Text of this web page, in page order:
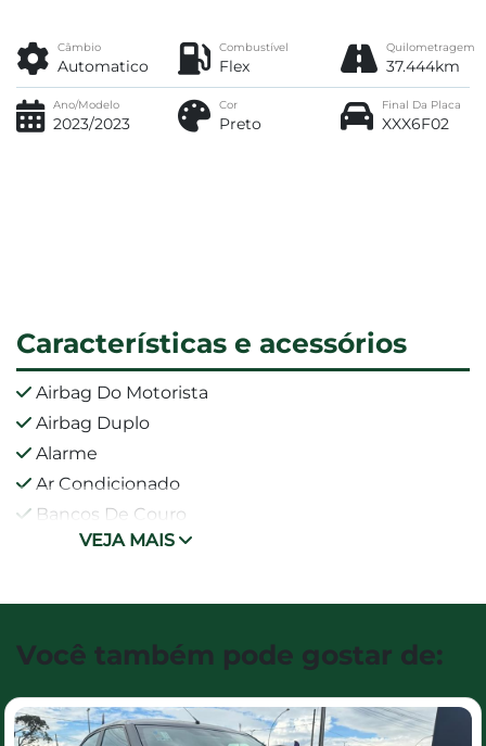
Câmbio
Automatico
Combustível
Flex
Quilometragem
37.444km
Ano/Modelo
2023/2023
Cor
Preto
Final Da Placa
XXX6F02
Características e acessórios
Airbag Do Motorista
Airbag Duplo
Alarme
Ar Condicionado
Bancos De Couro
VEJA MAIS
Você também pode gostar de: